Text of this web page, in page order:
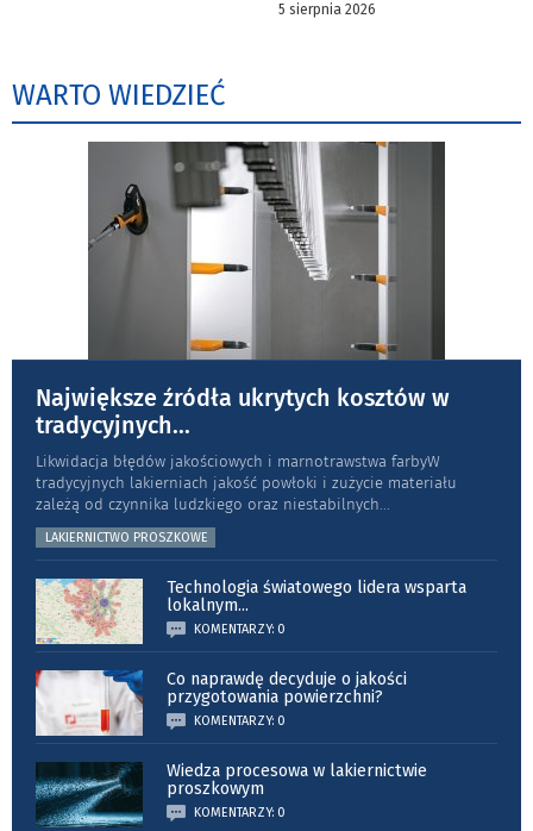
5 sierpnia 2026
WARTO WIEDZIEĆ
Największe źródła ukrytych kosztów w
tradycyjnych...
Likwidacja błędów jakościowych i marnotrawstwa farbyW
tradycyjnych lakierniach jakość powłoki i zużycie materiału
zależą od czynnika ludzkiego oraz niestabilnych...
LAKIERNICTWO PROSZKOWE
Technologia światowego lidera wsparta
lokalnym...
KOMENTARZY: 0
Co naprawdę decyduje o jakości
przygotowania powierzchni?
KOMENTARZY: 0
Wiedza procesowa w lakiernictwie
proszkowym
KOMENTARZY: 0